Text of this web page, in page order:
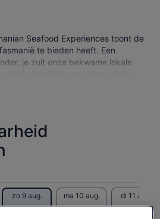
Seafood Experiences toont de
te bieden heeft. Een
je zult onze bekwame lokale
jarenlange ervaring hebben in de
uit te voeren. Als uw groep minder
contact met ons op en wij zullen u
zo 9 aug. ma 10 aug. di 11 aug.